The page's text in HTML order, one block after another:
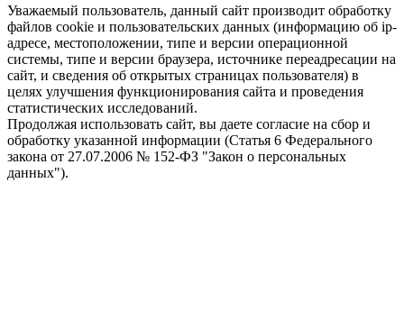
Уважаемый пользователь, данный сайт производит обработку
файлов cookie и пользовательских данных (информацию об ip-
адресе, местоположении, типе и версии операционной
системы, типе и версии браузера, источнике переадресации на
сайт, и сведения об открытых страницах пользователя) в
целях улучшения функционирования сайта и проведения
статистических исследований.
Продолжая использовать сайт, вы даете согласие на сбор и
обработку указанной информации (Статья 6 Федерального
закона от 27.07.2006 № 152-ФЗ "Закон о персональных
данных").